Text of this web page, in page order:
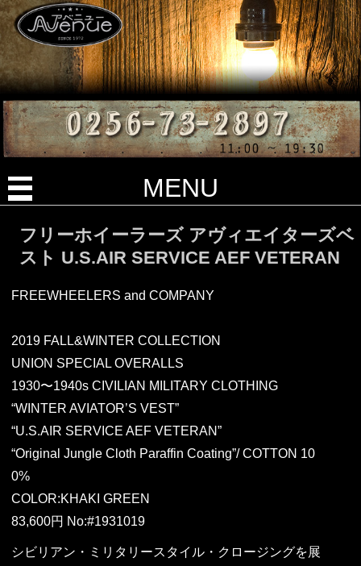
MENU
フリーホイーラーズ アヴィエイターズベ
スト U.S.AIR SERVICE AEF VETERAN
FREEWHEELERS and COMPANY
2019 FALL&WINTER COLLECTION
UNION SPECIAL OVERALLS
1930〜1940s CIVILIAN MILITARY CLOTHING
“WINTER AVIATOR’S VEST”
“U.S.AIR SERVICE AEF VETERAN”
“Original Jungle Cloth Paraffin Coating”/ COTTON 10
0%
COLOR:KHAKI GREEN
83,600円 No:#1931019
シビリアン・ミリタリースタイル・クロージングを展